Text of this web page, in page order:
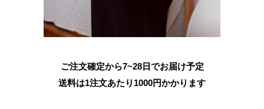
ご注文確定から7~28日でお届け予定
送料は1注文あたり 1000円かかります